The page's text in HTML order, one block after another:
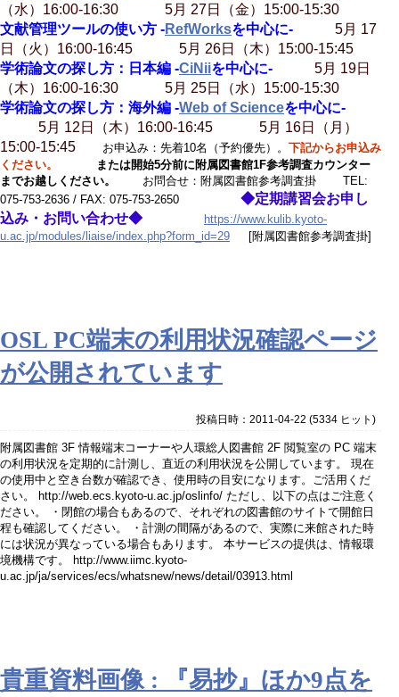
（水）16:00-16:30 5月 27日（金）15:00-15:30
文献管理ツールの使い方 -RefWorksを中心に-
5月 17
日（火）16:00-16:45 5月 26日（木）15:00-15:45
学術論文の探し方：日本編 -CiNiiを中心に-
5月 19日
（木）16:00-16:30 5月 25日（水）15:00-15:30
学術論文の探し方：海外編 -Web of Scienceを中心に-
5月 12日（木）16:00-16:45 5月 16日（月）
15:00-15:45 お申込み：先着10名（予約優先）。 下記からお申込み
ください。
または開始5分前に附属図書館1F参考調査カウンター
までお越しください。
お問合せ：附属図書館参考調査掛 TEL:
075-753-2636 / FAX: 075-753-2650 ◆定期講習会お申し
込み・お問い合わせ◆
https://www.kulib.kyoto-
u.ac.jp/modules/liaise/index.php?form_id=29 [附属図書館参考調査掛]
OSL PC端末の利用状況確認ページ
が公開されています
投稿日時：2011-04-22 (5334 ヒット )
附属図書館 3F 情報端末コーナーや人環総人図書館 2F 閲覧室の PC 端末
の利用状況を定期的に計測し、直近の利用状況を公開しています。 現在
の使用中と空き台数が確認でき、使用時の目安になります。ご活用くだ
さい。 http://web.ecs.kyoto-u.ac.jp/oslinfo/ ただし、以下の点はご注意く
ださい。 ・閉館の場合もあるので、それぞれの図書館のサイトで開館日
程も確認してください。 ・計測の間隔があるので、実際に来館された時
には状況が異なっている場合もあります。 本サービスの提供は、情報環
境機構です。 http://www.iimc.kyoto-
u.ac.jp/ja/services/ecs/whatsnew/news/detail/03913.html
貴重資料画像 : 『易抄』ほか9点を